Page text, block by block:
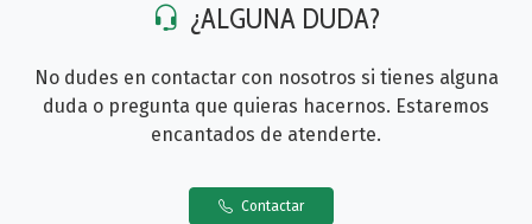
¿ALGUNA DUDA?
No dudes en contactar con nosotros si tienes alguna
duda o pregunta que quieras hacernos. Estaremos
encantados de atenderte.
Contactar